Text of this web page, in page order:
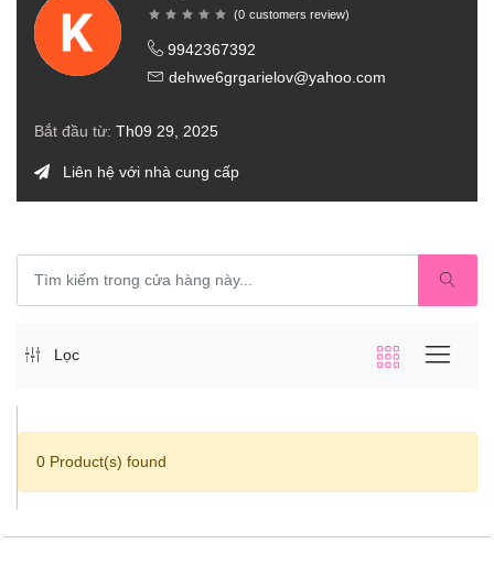
(0 customers review)
9942367392
dehwe6grgarielov@yahoo.com
Bắt đầu từ: Th09 29, 2025
Liên hệ với nhà cung cấp
Lọc
0 Product(s) found